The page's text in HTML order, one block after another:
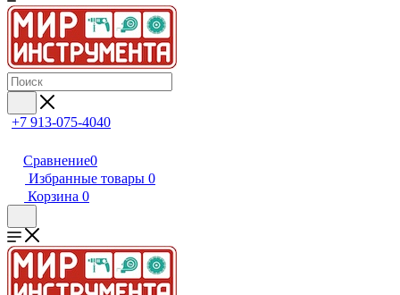
+7 913-075-4040
Сравнение0
Избранные товары 0
Корзина 0